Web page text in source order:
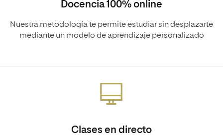
Docencia 100% online
Nuestra metodología te permite estudiar sin desplazarte
mediante un modelo de aprendizaje personalizado
Clases en directo